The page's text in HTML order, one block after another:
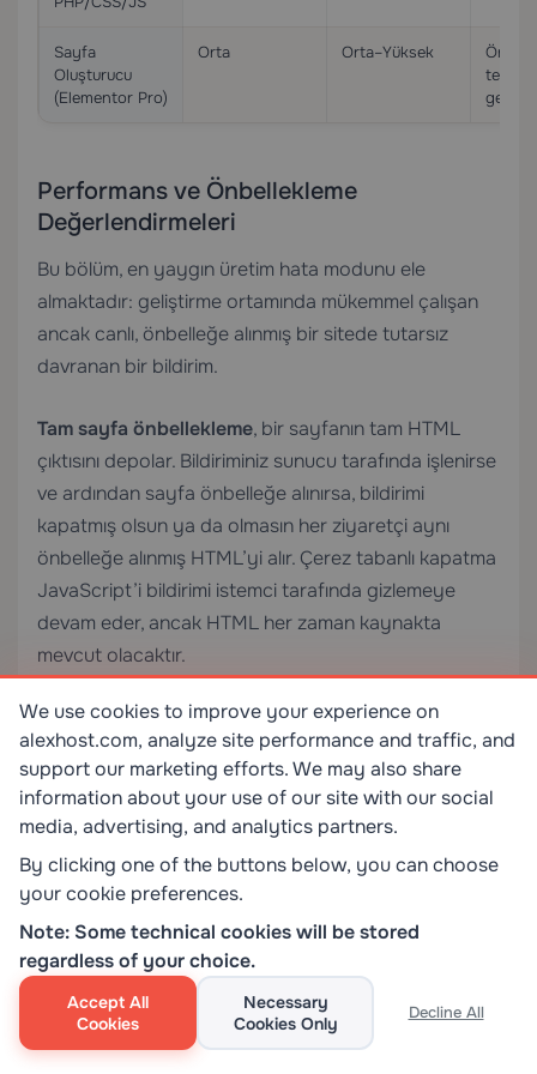
Sayfa
Oluşturucu
(Elementor Pro)
Orta Orta–Yüksek
Performans ve Önbellekleme
Değerlendirmeleri
Bu bölüm, en yaygın üretim hata modunu ele
almaktadır: geliştirme ortamında mükemmel çalışan
ancak canlı, önbelleğe alınmış bir sitede tutarsız
davranan bir bildirim.
Tam sayfa önbellekleme, bir sayfanın tam HTML
çıktısını depolar. Bildiriminiz sunucu tarafında işlenirse
ve ardından sayfa önbelleğe alınırsa, bildirimi
kapatmış olsun ya da olmasın her ziyaretçi aynı
önbelleğe alınmış HTML’yi alır. Çerez tabanlı kapatma
JavaScript’i bildirimi istemci tarafında gizlemeye
devam eder, ancak HTML her zaman kaynakta
mevcut olacaktır.
Sunucunun bildirimi kapatan kullanıcılar için işlemeyi
atlamasını istiyorsanız (örneğin, HTML yükünü
azaltmak veya yükleme sırasında bildirim flaşını
önlemek için), önbellek eklentinizi kapatma çerezi
yapılandırmanız gerekir.
WP Rocket’ta, çerez adınıAyarlar > Gelişmiş
Kurallar > Hiçbir Zaman Önbelleğe Alma
Çerezleri‘ne ekleyin:
We use cookies to improve your experience on
alexhost.com, analyze site performance and traffic, and
support our marketing efforts. We may also share
information about your use of our site with our social
media, advertising, and analytics partners.
By clicking one of the buttons below, you can choose
your cookie preferences.
Note: Some technical cookies will be stored
regardless of your choice.
Accept All
Cookies
Necessary
Cookies Only
Decline All